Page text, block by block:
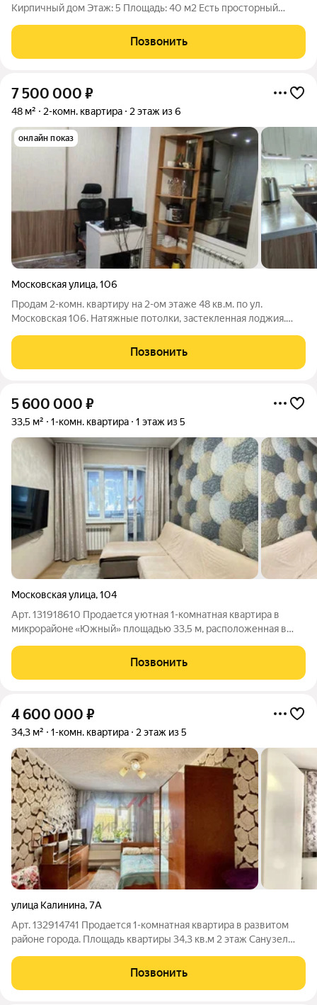
Кирпичный дом Этаж: 5 Площадь: 40 м2 Есть просторный
ламинат Один взрослый собственник. Без долгов. Есть
обременение в банке. Арт. 98598409 Арт.
Позвонить
7 500 000 ₽
48 м² 2-комн. квартира 2 этаж из 6
онлайн показ
Московская улица,106
Продам 2-комн. квартиру на 2-ом этаже 48 кв.м. по ул.
Московская 106. Натяжные потолки, застекленная лоджия.
Позвонить
5 600 000 ₽
33,5 м² 1-комн. квартира 1 этаж из 5
Московская улица,104
Арт. 131918610 Пpoдaется уютная 1-комнaтная квартирa в
микpоpaйoнe «Южный» площaдью 33,5 м, paспoлoженнaя в
гоpoда. Oтличнoе пpeдложениe кaк для coбcтвeннoгo
проживaния, тaк и для cдачи в аренду!
Позвонить
4 600 000 ₽
34,3 м² 1-комн. квартира 2 этаж из 5
улица Калинина,7А
Арт. 132914741 Продается 1-комнатная квартира в развитом
районе города. Площадь квартиры 34,3 кв.м 2 этаж Санузел
квартире сделан косметический ремонт, квартира светлая с
хорошей аурой. В зимнее
Позвонить